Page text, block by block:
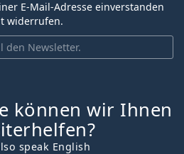
den Newsletter.
E-Mail-Adresse einverstanden
widerrufen.
können wir Ihnen
speak English